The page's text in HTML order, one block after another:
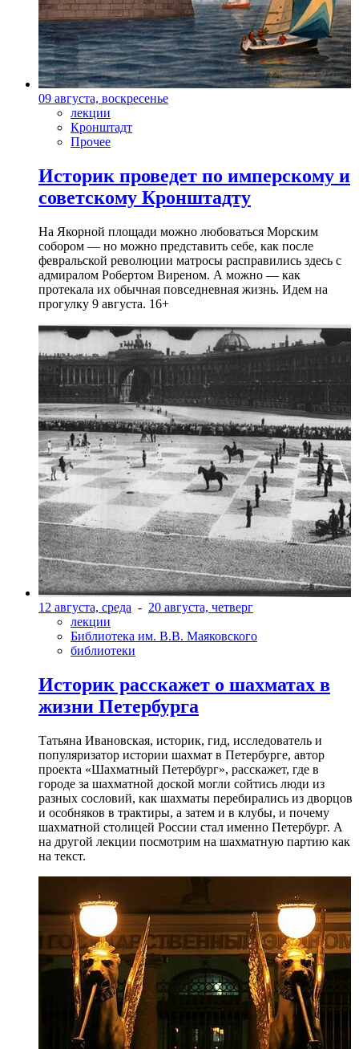
09 августа, воскресенье
лекции
Кронштадт
Прочее
Историк проведет по имперскому и
советскому Кронштадту
На Якорной площади можно любоваться Морским
собором — но можно представить себе, как после
февральской революции матросы расправились здесь с
адмиралом Робертом Виреном. А можно — как
протекала их обычная повседневная жизнь. Идем на
прогулку 9 августа. 16+
12 августа, среда - 20 августа, четверг
лекции
Библиотека им. В.В. Маяковского
библиотеки
Историк расскажет о шахматах в
жизни Петербурга
Татьяна Ивановская, историк, гид, исследователь и
популяризатор истории шахмат в Петербурге, автор
проекта «Шахматный Петербург», расскажет, где в
городе за шахматной доской могли сойтись люди из
разных сословий, как шахматы перебирались из дворцов
и особняков в трактиры, а затем и в клубы, и почему
шахматной столицей России стал именно Петербург. А
на другой лекции посмотрим на шахматную партию как
на текст.